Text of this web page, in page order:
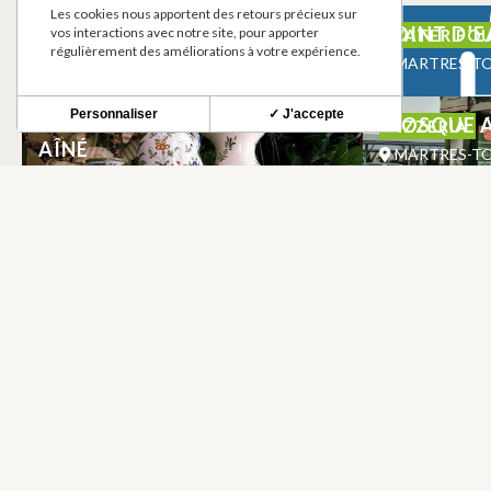
TRADITIONAL CUISINE
LA GUERITE DU VILLAGE
MARTRES-TOLOSANE
WATER
POINT
MARTRES-
FAÏENCES ANCIENNES – VITAL
AÎNÉ
PIZZERIA
KIOSQUE
MARTRES-
Les cookies nous apportent des retours précieux sur
vos interactions avec notre site, pour apporter
régulièrement des améliorations à votre expérience.
✓ J'accepte
Personnaliser